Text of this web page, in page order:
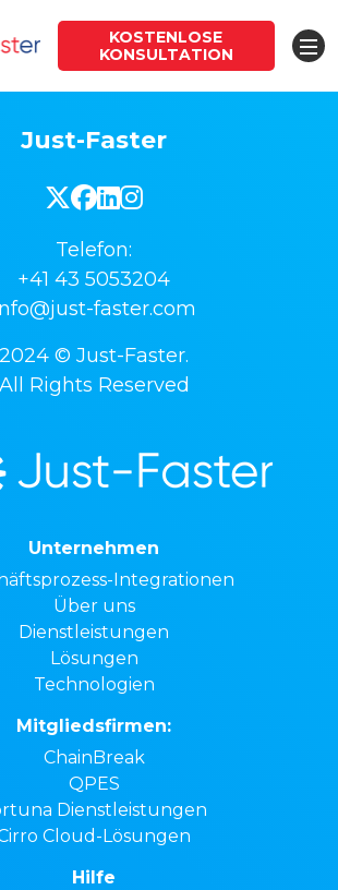
KOSTENLOSE
KONSULTATION
Just-Faster
Telefon:
+41 43 5053204
faster.com
2024 © Just-Faster.
All Rights Reserved
Unternehmen
Integrationen
Über uns
Dienstleistungen
Lösungen
Technologien
Mitgliedsfirmen:
ChainBreak
QPES
Dienstleistungen
Cloud-Lösungen
Hilfe